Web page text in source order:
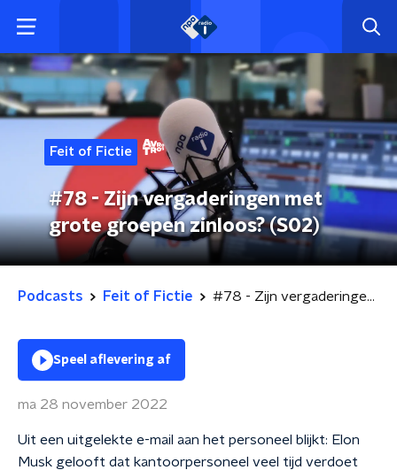
Feit of Fictie
#78 - Zijn vergaderingen met
grote groepen zinloos? (S02)
Podcasts Feit of Fictie #78 - Zijn vergaderingen met grote groepen zinloos? (S02)
Speel aflevering af
ma 28 november 2022
Uit een uitgelekte e-mail aan het personeel blijkt: Elon
Musk gelooft dat kantoorpersoneel veel tijd verdoet